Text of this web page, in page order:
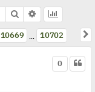
j
Szukaj Wyszukiwanie
10669 … 10702
0